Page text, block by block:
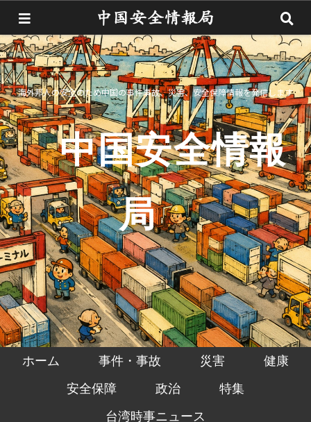
海外邦人の安全のため中国の事件事故、災害、安全保障情報を発信します
中国安全情報
局
ホーム 事件・事故 災害
健康
安全保障
政治
特集
台湾時事ニュース